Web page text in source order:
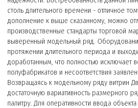
столь длительного времени - отличное
дополнение к выше сказанному, можно
производственные стандарты торговой
выверенный модельный ряд.
протяжении длительного периода и
доработанным, что полностью исключает
полуфабрикатов и несоответствия
Возвращаясь к модельному ряду витрин
достаточную вариативность размерного
палитру. Для оперативности ввода